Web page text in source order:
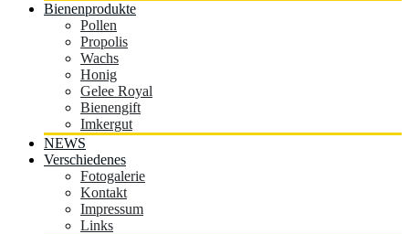
Bienenprodukte
Pollen
Propolis
Wachs
Honig
Gelee Royal
Bienengift
Imkergut
NEWS
Verschiedenes
Fotogalerie
Kontakt
Impressum
Links